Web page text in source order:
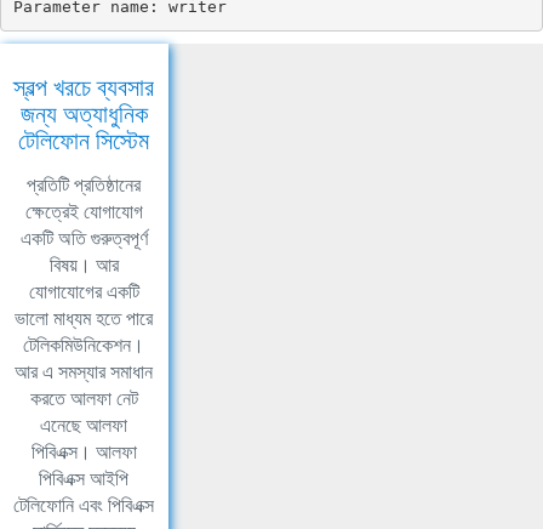
Parameter name: writer
স্বল্প খরচে ব্যবসার
জন্য অত্যাধুনিক
টেলিফোন সিস্টেম
প্রতিটি প্রতিষ্ঠানের
ক্ষেত্রেই যোগাযোগ
একটি অতি গুরুত্বপূর্ণ
বিষয়। আর
যোগাযোগের একটি
ভালো মাধ্যম হতে পারে
টেলিকমিউনিকেশন।
আর এ সমস্যার সমাধান
করতে আলফা নেট
এনেছে আলফা
পিবিএক্স। আলফা
পিবিএক্স আইপি
টেলিফোনি এবং পিবিএক্স